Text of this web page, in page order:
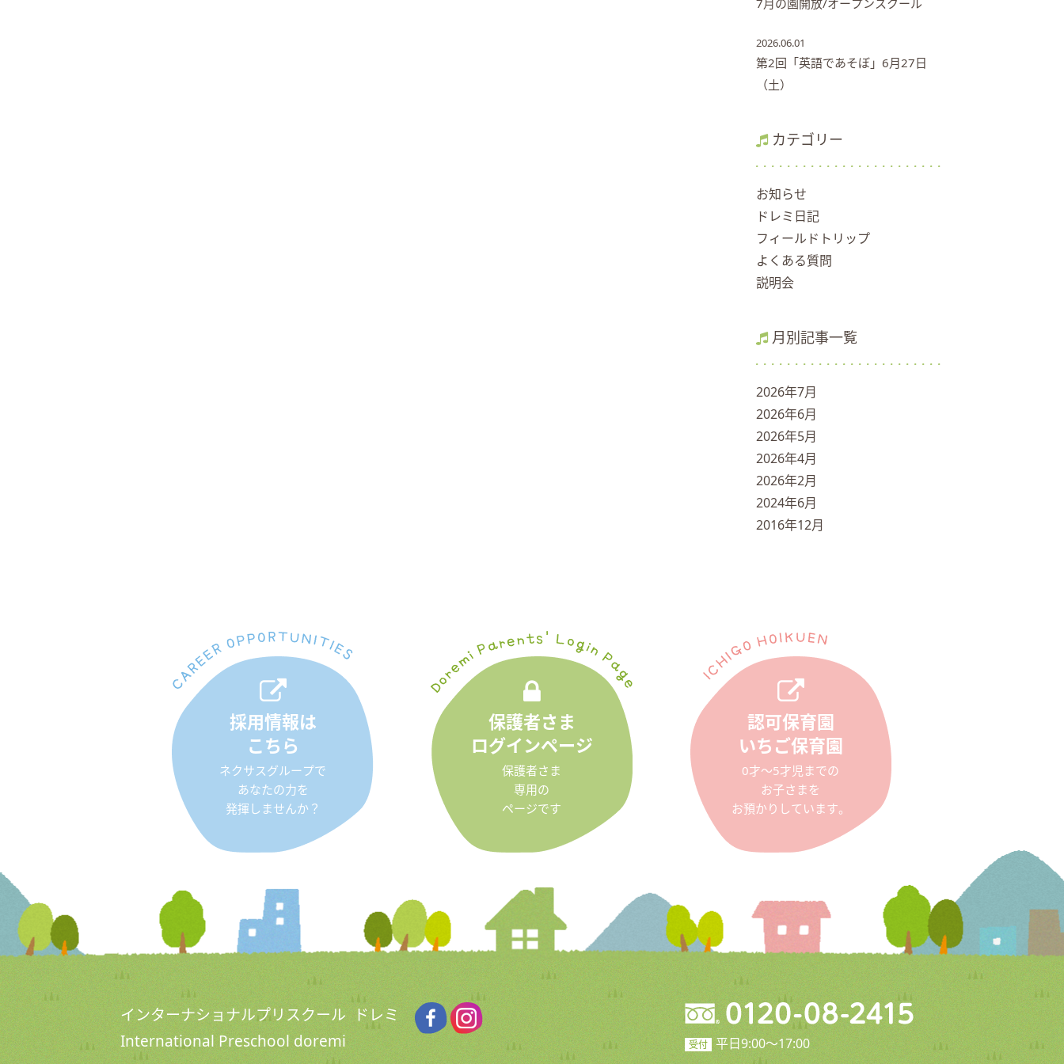
7月の園開放/オープンスクール
2026.06.01
第2回「英語であそぼ」6月27日
（土）
カテゴリー
お知らせ
ドレミ日記
フィールドトリップ
よくある質問
説明会
月別記事一覧
2026年7月
2026年6月
2026年5月
2026年4月
2026年2月
2024年6月
2016年12月
採用情報は
こちら
ネクサスグループで
あなたの力を
発揮しませんか？
保護者さま
ログインページ
保護者さま
専用の
ページです
認可保育園
いちご保育園
0才〜5才児までの
お子さまを
お預かりしています。
インターナショナルプリスクール ドレミ
International Preschool doremi
受付 平日9:00〜17:00